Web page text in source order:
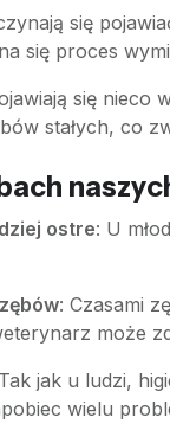
się
się proces
się nieco
stałych, co
ostre: U
: Czasami
może
jak u ludzi,
wielu